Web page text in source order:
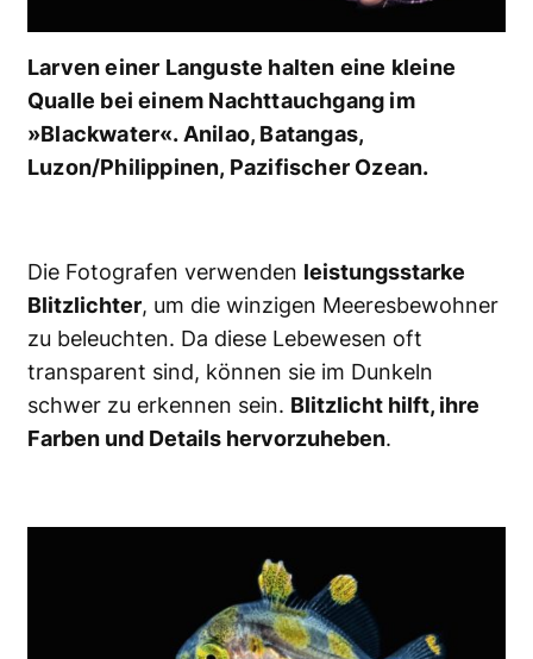
Larven einer Languste halten eine kleine
Qualle bei einem Nachttauchgang im
»Blackwater«. Anilao, Batangas,
Luzon/Philippinen, Pazifischer Ozean.
Die Fotografen verwenden leistungsstarke
Blitzlichter, um die winzigen Meeresbewohner
zu beleuchten. Da diese Lebewesen oft
transparent sind, können sie im Dunkeln
schwer zu erkennen sein. Blitzlicht hilft, ihre
Farben und Details hervorzuheben.